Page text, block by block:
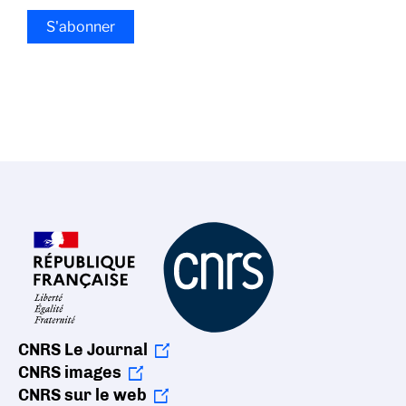
CNRS Le Journal
CNRS images
CNRS sur le web